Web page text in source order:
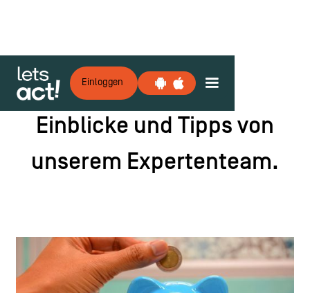
Einloggen
UNSERE AKADEMIE
Einblicke und Tipps von
unserem Expertenteam.